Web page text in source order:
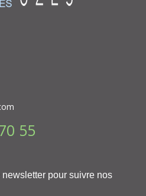
55
newsletter pour suivre nos